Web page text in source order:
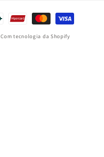
Com tecnologia da Shopify